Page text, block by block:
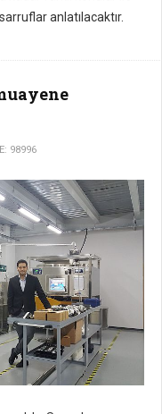
anlatılacaktır.
98996